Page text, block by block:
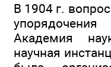
В 1904 г.
упорядочения
Академия
научная